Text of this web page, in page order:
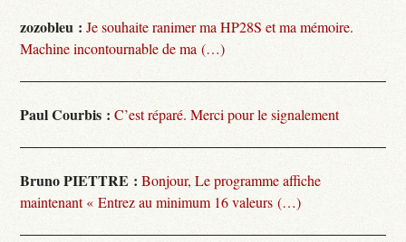
zozobleu : Je souhaite ranimer ma HP28S et ma mémoire.
Machine incontournable de ma (…)
Paul Courbis : C’est réparé. Merci pour le signalement
Bruno PIETTRE : Bonjour, Le programme affiche
maintenant « Entrez au minimum 16 valeurs (…)